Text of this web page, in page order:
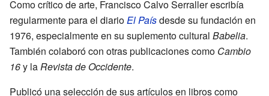
Como crítico de arte, Francisco Calvo Serraller escribía
regularmente para el diarioEl Paísdesde su fundación en
1976, especialmente en su suplemento cultural Babelia.
También colaboró con otras publicaciones como Cambio
16y laRevista de Occidente.
Publicó una selección de sus artículos en libros como